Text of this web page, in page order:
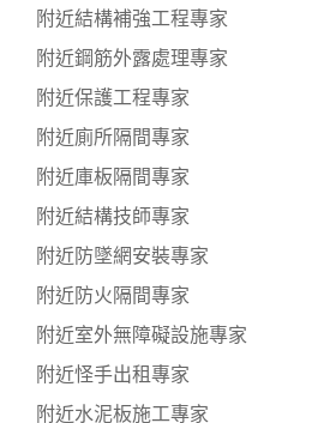
附近結構補強工程專家
附近鋼筋外露處理專家
附近保護工程專家
附近廁所隔間專家
附近庫板隔間專家
附近結構技師專家
附近防墜網安裝專家
附近防火隔間專家
附近室外無障礙設施專家
附近怪手出租專家
附近水泥板施工專家